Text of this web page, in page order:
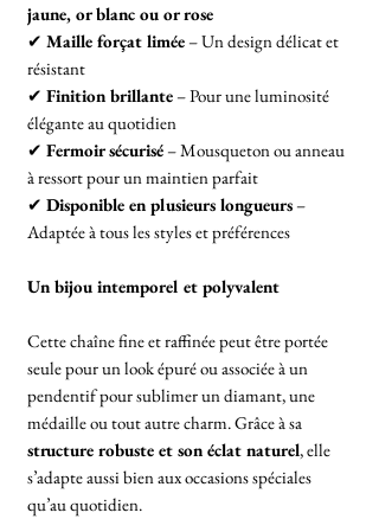
jaune, or blanc ou or rose
✔ Maille forçat limée – Un design délicat et
résistant
✔ Finition brillante – Pour une luminosité
élégante au quotidien
✔ Fermoir sécurisé – Mousqueton ou anneau
à ressort pour un maintien parfait
✔ Disponible en plusieurs longueurs –
Adaptée à tous les styles et préférences
Un bijou intemporel et polyvalent
Cette chaîne fine et raffinée peut être portée
seule pour un look épuré ou associée à un
pendentif pour sublimer un diamant, une
médaille ou tout autre charm. Grâce à sa
structure robuste et son éclat naturel, elle
s’adapte aussi bien aux occasions spéciales
qu’au quotidien.